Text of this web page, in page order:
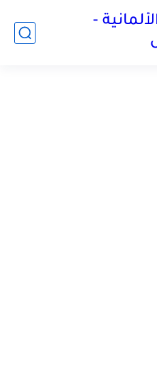
-